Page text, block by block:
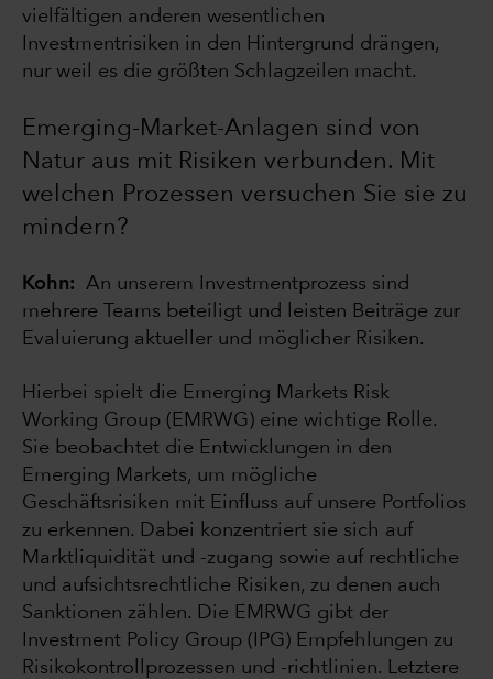
vielfältigen anderen wesentlichen
Investmentrisiken in den Hintergrund drängen,
nur weil es die größten Schlagzeilen macht.
Emerging-Market-Anlagen sind von
Natur aus mit Risiken verbunden. Mit
welchen Prozessen versuchen Sie sie zu
mindern?
Kohn:
An unserem Investmentprozess sind
mehrere Teams beteiligt und leisten Beiträge zur
Evaluierung aktueller und möglicher Risiken.
Hierbei spielt die Emerging Markets Risk
Working Group (EMRWG) eine wichtige Rolle.
Sie beobachtet die Entwicklungen in den
Emerging Markets, um mögliche
Geschäftsrisiken mit Einfluss auf unsere Portfolios
zu erkennen. Dabei konzentriert sie sich auf
Marktliquidität und -zugang sowie auf rechtliche
und aufsichtsrechtliche Risiken, zu denen auch
Sanktionen zählen. Die EMRWG gibt der
Investment Policy Group (IPG) Empfehlungen zu
Risikokontrollprozessen und -richtlinien. Letztere